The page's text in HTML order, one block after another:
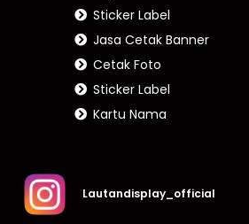
Sticker Label
Jasa Cetak Banner
Cetak Foto
Sticker Label
Kartu Nama
Lautandisplay_official